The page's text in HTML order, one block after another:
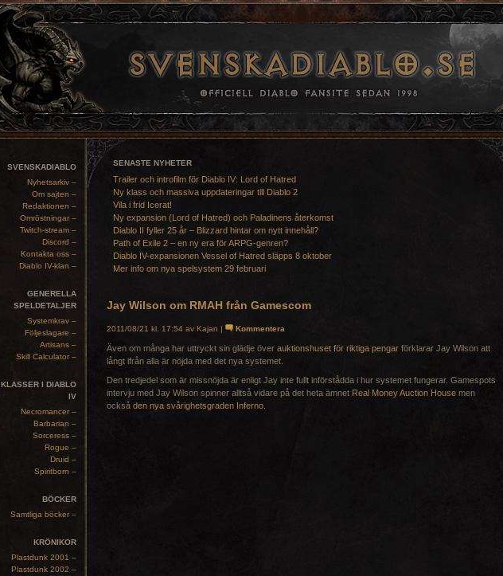
SVENSKADIABLO
Nyhetsarkiv –
Om sajten –
Redaktionen –
Omröstningar –
Twitch-stream –
Discord –
Kontakta oss –
Diablo IV-klan –
GENERELLA
SPELDETALJER
Systemkrav –
Följeslagare –
Artisans –
Skill Calculator –
KLASSER I DIABLO
IV
Necromancer –
Barbarian –
Sorceress –
Rogue –
Druid –
Spiritborn –
BÖCKER
Samtliga böcker –
KRÖNIKOR
Plastdunk 2001 –
Plastdunk 2002 –
SENASTE NYHETER
Trailer och introfilm för Diablo IV: Lord of Hatred
Ny klass och massiva uppdateringar till Diablo 2
Vila i frid Icerat!
Ny expansion (Lord of Hatred) och Paladinens återkomst
Diablo II fyller 25 år – Blizzard hintar om nytt innehåll?
Path of Exile 2 – en ny era för ARPG-genren?
Diablo IV-expansionen Vessel of Hatred släpps 8 oktober
Mer info om nya spelsystem 29 februari
Jay Wilson om RMAH från Gamescom
2011/08/21 kl. 17:54 av Kajan | Kommentera
Även om många har uttryckt sin glädje över auktionshuset för riktiga pengar förklarar Jay Wilson att
långt ifrån alla är nöjda med det nya systemet.
Den tredjedel som är missnöjda är enligt Jay inte fullt införstådda i hur systemet fungerar. Gamespots
intervju med Jay Wilson spinner alltså vidare på det heta ämnet Real Money Auction House men
också den nya svårighetsgraden Inferno